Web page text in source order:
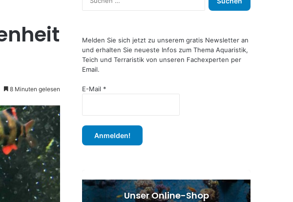
8 Minuten gelesen
u
e
n
Melden Sie sich jetzt zu unserem gratis Newsletter an
und erhalten Sie neueste Infos zum Thema Aquaristik,
Teich und Terraristik von unseren Fachexperten per
Email.
E-Mail *
Unser Online-Shop